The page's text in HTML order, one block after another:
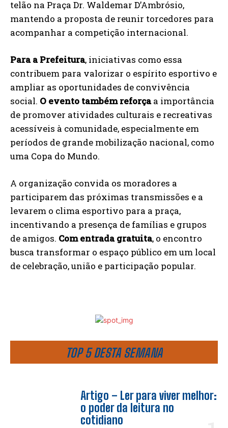
TOP 5 DESTA SEMANA
Artigo – Ler para viver melhor:
o poder da leitura no
cotidiano
telão na Praça Dr. Waldemar D’Ambrósio,
mantendo a proposta de reunir torcedores para
acompanhar a competição internacional.
Para a Prefeitura, iniciativas como essa
contribuem para valorizar o espírito esportivo e
ampliar as oportunidades de convivência
social. O evento também reforçaa importância
de promover atividades culturais e recreativas
acessíveis à comunidade, especialmente em
períodos de grande mobilização nacional, como
uma Copa do Mundo.
A organização convida os moradores a
participarem das próximas transmissões e a
levarem o clima esportivo para a praça,
incentivando a presença de famílias e grupos
de amigos. Com entrada gratuita, o encontro
busca transformar o espaço público em um local
de celebração, união e participação popular.